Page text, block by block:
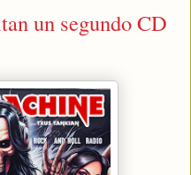
un segundo CD